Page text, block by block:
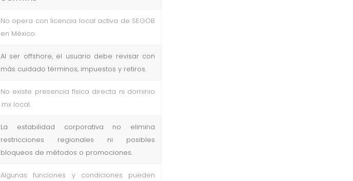
No opera con licencia local activa de SEGOB
en México.
Al ser offshore, el usuario debe revisar con
más cuidado términos, impuestos y retiros.
No existe presencia física directa ni dominio
.mx local.
La estabilidad corporativa no elimina
restricciones regionales ni posibles
bloqueos de métodos o promociones.
Algunas funciones y condiciones pueden